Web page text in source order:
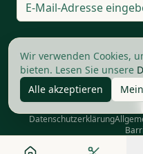
© The Good
Datenschutzerklärung
Ihre Privatsphäre ist
Wir verwenden Cookies,
bieten. Lesen Sie unsere
Alle akzeptieren